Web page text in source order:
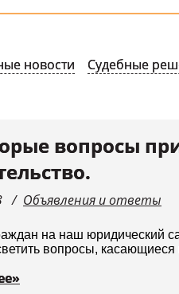
новости Судебные
вопросы
Объявления и ответы
на наш юридический
вопросы,